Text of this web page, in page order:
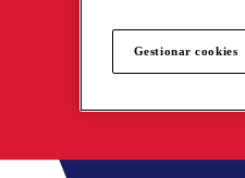
Gestionar cookies